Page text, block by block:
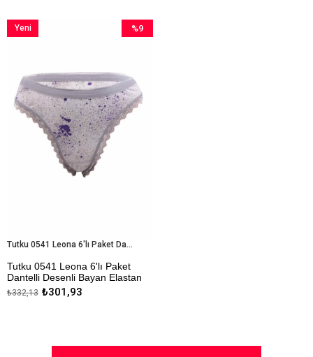
Tutku 0541 Leona 6'lı Paket Dantelli Desenli Bayan Elastan Bikini Külot
Tutku 0541 Leona 6'lı Paket
Dantelli Desenli Bayan Elastan
Bikini Külot
Gönderilmektedir. Stok
₺301,93
₺332,13
%9
Yeni